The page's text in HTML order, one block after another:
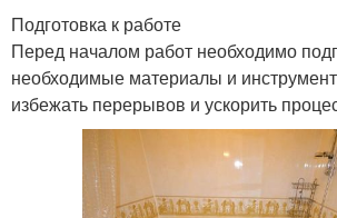
Подготовка к работе
Перед началом работ необходимо
необходимые материалы и
избежать перерывов и ускорить